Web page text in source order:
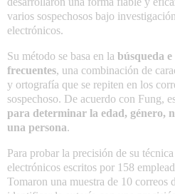
varios sospechosos bajo
electrónicos.
Su método se basa en la búsqueda
frecuentes, una combinación de
y ortografía que se repiten en los
sospechoso. De acuerdo con Fung,
para determinar la edad, género,
una persona.
Para probar la precisión de su
electrónicos escritos por 158
Tomaron una muestra de 10 correos